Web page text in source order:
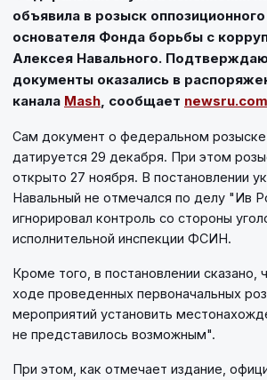
объявила в розыск
основателя Фонда борьбы с
Алексея Навального.
документы оказались в
канала Mash, сообщает newsru.com
Сам документ о федеральном розыске
датируется 29 декабря. При этом
открыто 27 ноября. В постановлении
Навальный не отмечался по делу "Ив
игнорировал контроль со стороны
исполнительной инспекции ФСИН.
Кроме того, в постановлении сказано,
ходе проведенных первоначальных
мероприятий установить
не представилось возможным".
При этом, как отмечает издание,